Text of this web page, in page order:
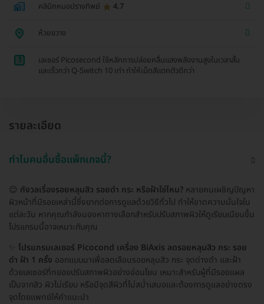
คลินิกหมอปรางทิพย์ 4.7
ห้วยขวาง
1
เลเซอร์ Picosecond ใช้หลักการปล่อยคลื่นแสงพลังงานสูงในเวลาสั้น
และเร็วกว่า Q-Switch 10 เท่า ทำให้เม็ดสีแตกตัวดีกว่า
รายละเอียด
ทำไมคนอื่นซื้อแพ็กเกจนี้?
😌 กังวลเรื่องรอยหลุมสิว รอยดำ กระ หรือฝ้าใช่ไหม? หลายคนเผชิญปัญหา
ผิวหน้าที่มีรอยเหล่านี้ซึ่งยากต่อการดูแลด้วยวิธีทั่วไป ทำให้ขาดความมั่นใจใน
แต่ละวัน หากคุณกำลังมองหาทางเลือกสำหรับปรับสภาพผิวให้ดูเรียบเนียนขึ้น
โปรแกรมนี้อาจเหมาะกับคุณ
โปรแกรมเลเซอร์ Picocond เครื่อง BiAxis ลดรอยหลุมสิว กระ รอย
ดำ ฝ้า 1 ครั้ง ออกแบบมาเพื่อลดเลือนรอยหลุมสิว กระ จุดด่างดำ และฝ้า
ด้วยเลเซอร์ที่ทยอยปรับสภาพผิวอย่างอ่อนโยน เหมาะสำหรับผู้ที่มีรอยแผล
เป็นจากสิว ผิวไม่เรียบ หรือมีจุดสีผิวที่ไม่สม่ำเสมอและต้องการดูแลอย่างตรง
จุดโดยแพทย์ให้คำแนะนำ